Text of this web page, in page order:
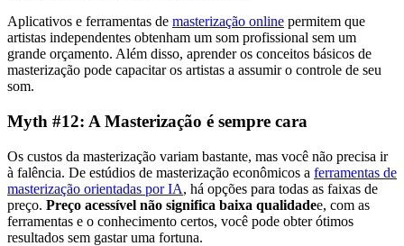
Aplicativos e ferramentas de masterização online permitem que
artistas independentes obtenham um som profissional sem um
grande orçamento. Além disso, aprender os conceitos básicos de
masterização pode capacitar os artistas a assumir o controle de seu
som.
Myth #12: A Masterização é sempre cara
Os custos da masterização variam bastante, mas você não precisa ir
à falência. De estúdios de masterização econômicos a ferramentas de
masterização orientadas por IA, há opções para todas as faixas de
preço. Preço acessível não significa baixa qualidadee, com as
ferramentas e o conhecimento certos, você pode obter ótimos
resultados sem gastar uma fortuna.